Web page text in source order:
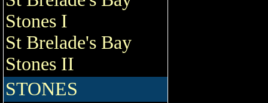
Stones I
St Brelade's Bay
Stones II
STONES